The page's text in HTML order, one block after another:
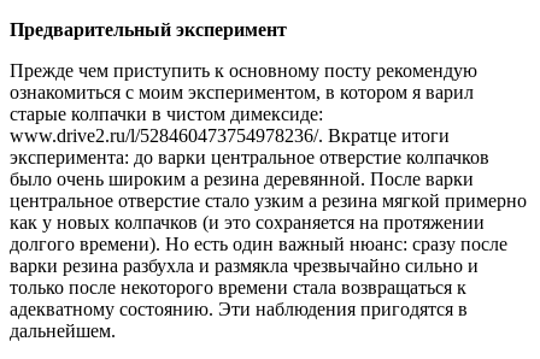
Предварительный эксперимент
Прежде чем приступить к основному посту рекомендую
ознакомиться с моим экспериментом, в котором я варил
старые колпачки в чистом димексиде:
www.drive2.ru/l/528460473754978236/. Вкратце итоги
эксперимента: до варки центральное отверстие колпачков
было очень широким а резина деревянной. После варки
центральное отверстие стало узким а резина мягкой примерно
как у новых колпачков (и это сохраняется на протяжении
долгого времени). Но есть один важный нюанс: сразу после
варки резина разбухла и размякла чрезвычайно сильно и
только после некоторого времени стала возвращаться к
адекватному состоянию. Эти наблюдения пригодятся в
дальнейшем.